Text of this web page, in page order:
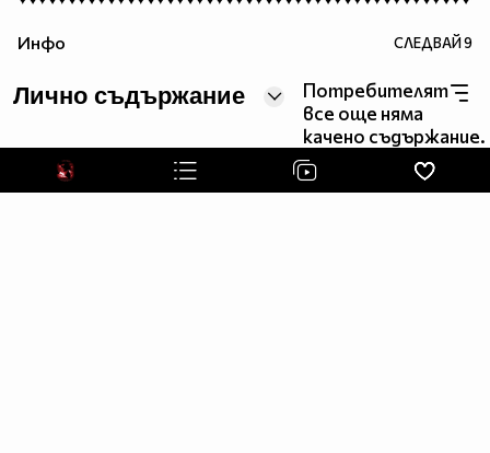
Инфо СЛЕДВАЙ9
Лично съдържание
Потребителят
все още няма
качено съдържание.